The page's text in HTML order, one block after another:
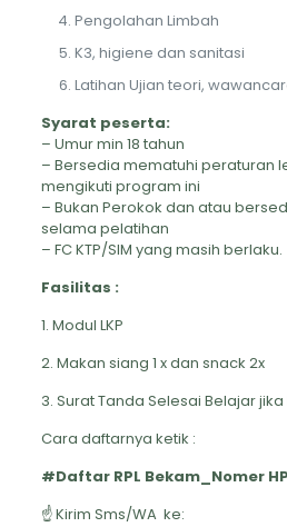
Pengolahan Limbah
K3, higiene dan sanitasi
Latihan Ujian teori,
Syarat peserta:
– Umur min 18 tahun
– Bersedia mematuhi peraturan
mengikuti program ini
– Bukan Perokok dan atau
selama pelatihan
– FC KTP/SIM yang masih berlaku.
Fasilitas :
1. Modul LKP
2. Makan siang 1 x dan snack 2x
3. Surat Tanda Selesai Belajar jika
Cara daftarnya ketik :
#Daftar RPL Bekam_Nomer
☝ Kirim Sms/WA ke: